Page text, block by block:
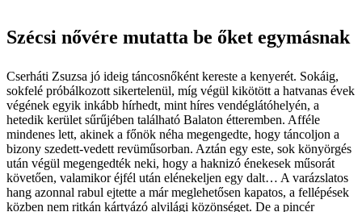
Szécsi nővére mutatta be őket egymásnak
Cserháti Zsuzsa jó ideig táncosnőként kereste a kenyerét. Sokáig,
sokfelé próbálkozott sikertelenül, míg végül kikötött a hatvanas évek
végének egyik inkább hírhedt, mint híres vendéglátóhelyén, a
hetedik kerület sűrűjében található Balaton étteremben. Afféle
mindenes lett, akinek a főnök néha megengedte, hogy táncoljon a
bizony szedett-vedett revüműsorban. Aztán egy este, sok könyörgés
után végül megengedték neki, hogy a haknizó énekesek műsorát
követően, valamikor éjfél után elénekeljen egy dalt… A varázslatos
hang azonnal rabul ejtette a már meglehetősen kapatos, a fellépések
közben nem ritkán kártyázó alvilági közönséget. De a pincér